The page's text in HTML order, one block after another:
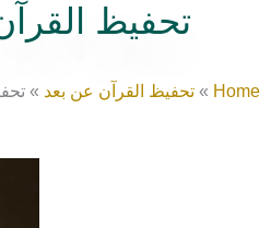
تحفيظ
Home
» تحفيظ القرآن عن بعد »